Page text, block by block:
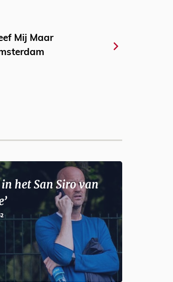
Mij Maar
het San Siro van